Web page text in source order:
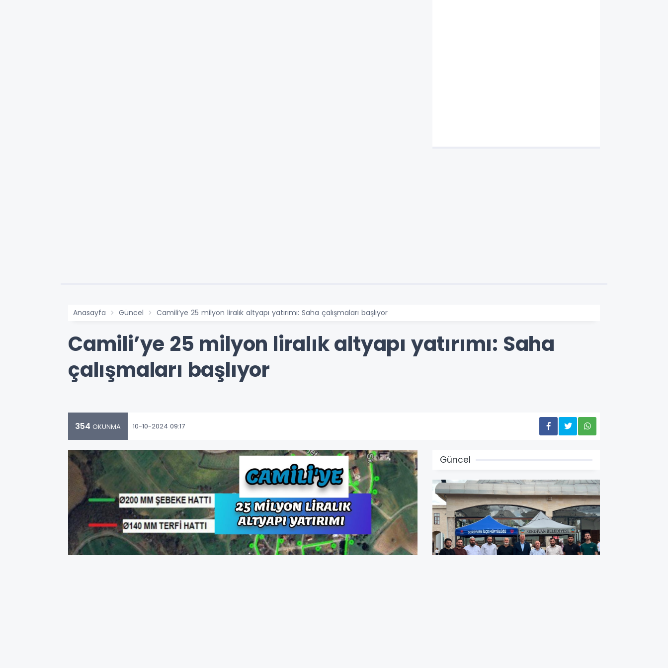
Anasayfa Güncel Camili’ye 25 milyon liralık altyapı yatırımı: Saha çalışmaları başlıyor
Camili’ye 25 milyon liralık altyapı yatırımı: Saha
çalışmaları başlıyor
354 OKUNMA 10-10-2024 09:17
Güncel